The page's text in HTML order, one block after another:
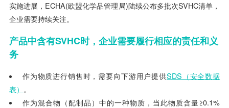
实施进展，ECHA(欧盟化学品管理局)陆续公布多批次SVHC清单，
企业需要持续关注。
产品中含有SVHC时，企业需要履行相应的责任和义
务
作为物质进行销售时，需要向下游用户提供SDS（安全数据
表） 。
作为混合物（配制品）中的一种物质，当此物质含量≥0.1%